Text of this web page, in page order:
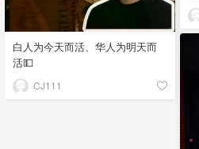
白人为今天而活、华人为明天而
活💵
CJ111